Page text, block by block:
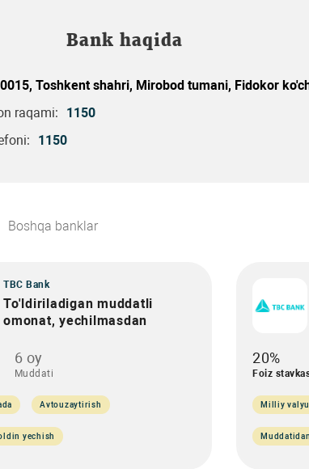
Bank haqida
Toshkent shahri, Mirobod tumani, Fidokor
raqami:
1150
1150
Boshqa banklar
TBC Bank
To'ldiriladigan muddatli
omonat, yechilmasdan
6 oy
Muddati
Avtouzaytirish
yechish
20%
Foiz
Milliy